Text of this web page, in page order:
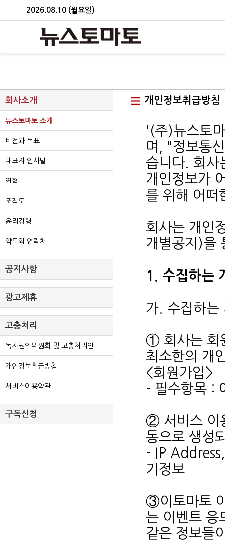
2026.08.10 (월요일)
회사소개
뉴스토마토 소개
비전과 목표
대표자 인사말
연혁
조직도
윤리강령
약도와 연락처
공지사항
광고제휴
고충처리
독자권익위원회 및 고충처리인
개인정보취급방침
서비스이용약관
구독신청
개인정보취급방침
'(주)뉴스토
며, "정보통
습니다. 회사
개인정보가
를 위해 어떠
회사는 개인
개별공지)을
1. 수집하는
가. 수집하는
① 회사는 회
최소한의 개
<회원가입>
- 필수항목 :
② 서비스 이
동으로 생성
- IP
기정보
③이토마토
는 이벤트 응
같은 정보들